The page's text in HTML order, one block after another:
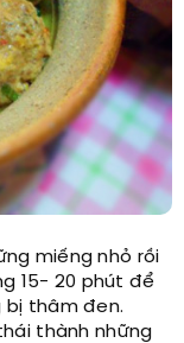
miếng nhỏ rồi
15- 20 phút để
bị thâm đen.
thành những